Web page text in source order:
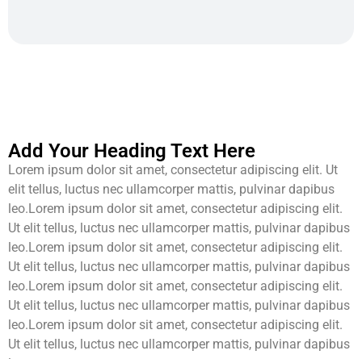
Add Your Heading Text Here
Lorem ipsum dolor sit amet, consectetur adipiscing elit. Ut
elit tellus, luctus nec ullamcorper mattis, pulvinar dapibus
leo.Lorem ipsum dolor sit amet, consectetur adipiscing elit.
Ut elit tellus, luctus nec ullamcorper mattis, pulvinar dapibus
leo.Lorem ipsum dolor sit amet, consectetur adipiscing elit.
Ut elit tellus, luctus nec ullamcorper mattis, pulvinar dapibus
leo.Lorem ipsum dolor sit amet, consectetur adipiscing elit.
Ut elit tellus, luctus nec ullamcorper mattis, pulvinar dapibus
leo.Lorem ipsum dolor sit amet, consectetur adipiscing elit.
Ut elit tellus, luctus nec ullamcorper mattis, pulvinar dapibus